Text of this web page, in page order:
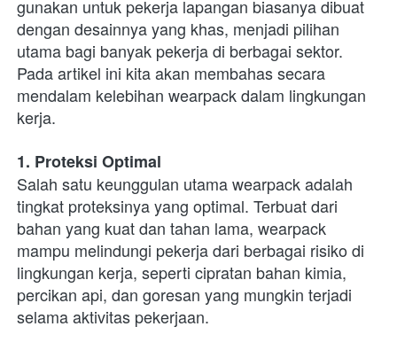
gunakan untuk pekerja lapangan biasanya dibuat
dengan desainnya yang khas, menjadi pilihan
utama bagi banyak pekerja di berbagai sektor.
Pada artikel ini kita akan membahas secara
mendalam kelebihan wearpack dalam lingkungan
kerja.
1. Proteksi Optimal
Salah satu keunggulan utama wearpack adalah
tingkat proteksinya yang optimal. Terbuat dari
bahan yang kuat dan tahan lama, wearpack
mampu melindungi pekerja dari berbagai risiko di
lingkungan kerja, seperti cipratan bahan kimia,
percikan api, dan goresan yang mungkin terjadi
selama aktivitas pekerjaan.